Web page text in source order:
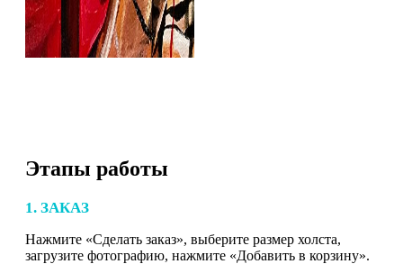
Этапы работы
1. ЗАКАЗ
Нажмите «Сделать заказ», выберите размер холста,
загрузите фотографию, нажмите «Добавить в корзину».